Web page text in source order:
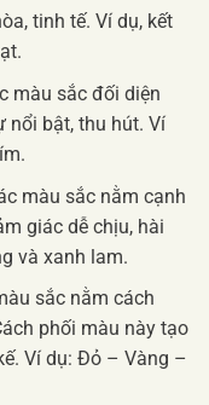
tinh tế. Ví dụ, kết
màu sắc đối diện
nổi bật, thu hút. Ví
màu sắc nằm cạnh
giác dễ chịu, hài
và xanh lam.
sắc nằm cách
phối màu này tạo
Ví dụ: Đỏ – Vàng –